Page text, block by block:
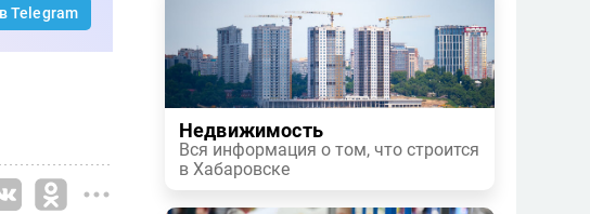
Telegram
Недвижимость
Вся информация о том, что строится
в Хабаровске